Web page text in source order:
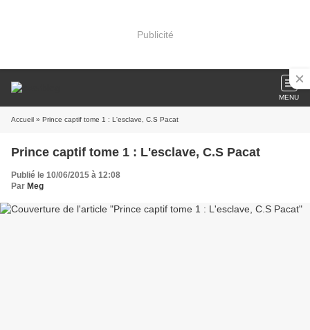
Publicité
MENU
Accueil » Prince captif tome 1 : L'esclave, C.S Pacat
Prince captif tome 1 : L'esclave, C.S Pacat
Publié le 10/06/2015 à 12:08
Par Meg